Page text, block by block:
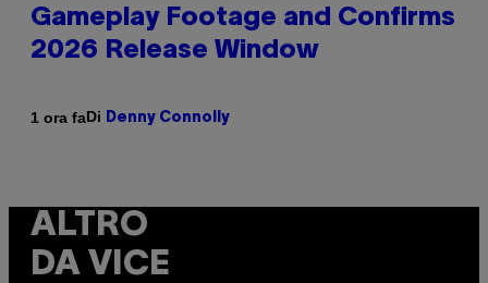
Gameplay Footage and Confirms
2026 Release Window
1 ora faDi Denny Connolly
ALTRO
DA VICE